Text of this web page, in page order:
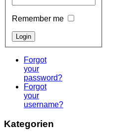
Remember me
Forgot
your
password?
Forgot
your
username?
Kategorien